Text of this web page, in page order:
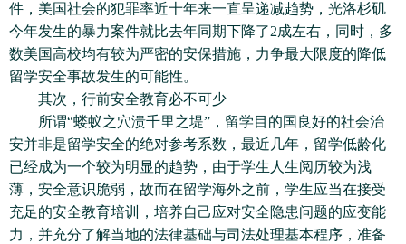
件，美国社会的犯罪率近十年来一直呈递减趋势，光洛杉矶
今年发生的暴力案件就比去年同期下降了2成左右，同时，多
数美国高校均有较为严密的安保措施，力争最大限度的降低
留学安全事故发生的可能性。
其次，行前安全教育必不可少
所谓“蝼蚁之穴溃千里之堤”，留学目的国良好的社会治
安并非是留学安全的绝对参考系数，最近几年，留学低龄化
已经成为一个较为明显的趋势，由于学生人生阅历较为浅
薄，安全意识脆弱，故而在留学海外之前，学生应当在接受
充足的安全教育培训，培养自己应对安全隐患问题的应变能
力，并充分了解当地的法律基础与司法处理基本程序，准备